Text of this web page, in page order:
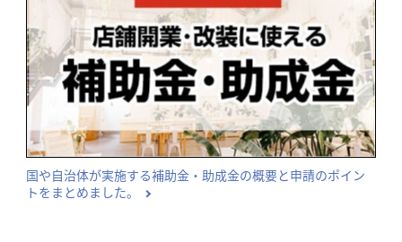
国や自治体が実施する補助金・助成金の概要と申請のポイン
トをまとめました。